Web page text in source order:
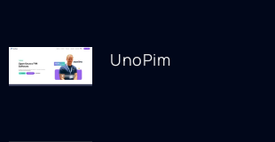
UnoPim